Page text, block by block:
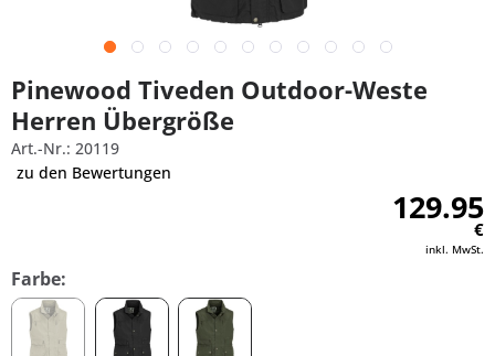
Pinewood Tiveden Outdoor-Weste
Herren Übergröße
Art.-Nr.: 20119
zu den Bewertungen
129.95
€
inkl. MwSt.
Farbe: